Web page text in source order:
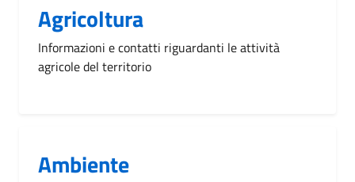
Agricoltura
Informazioni e contatti riguardanti le attività
agricole del territorio
Ambiente